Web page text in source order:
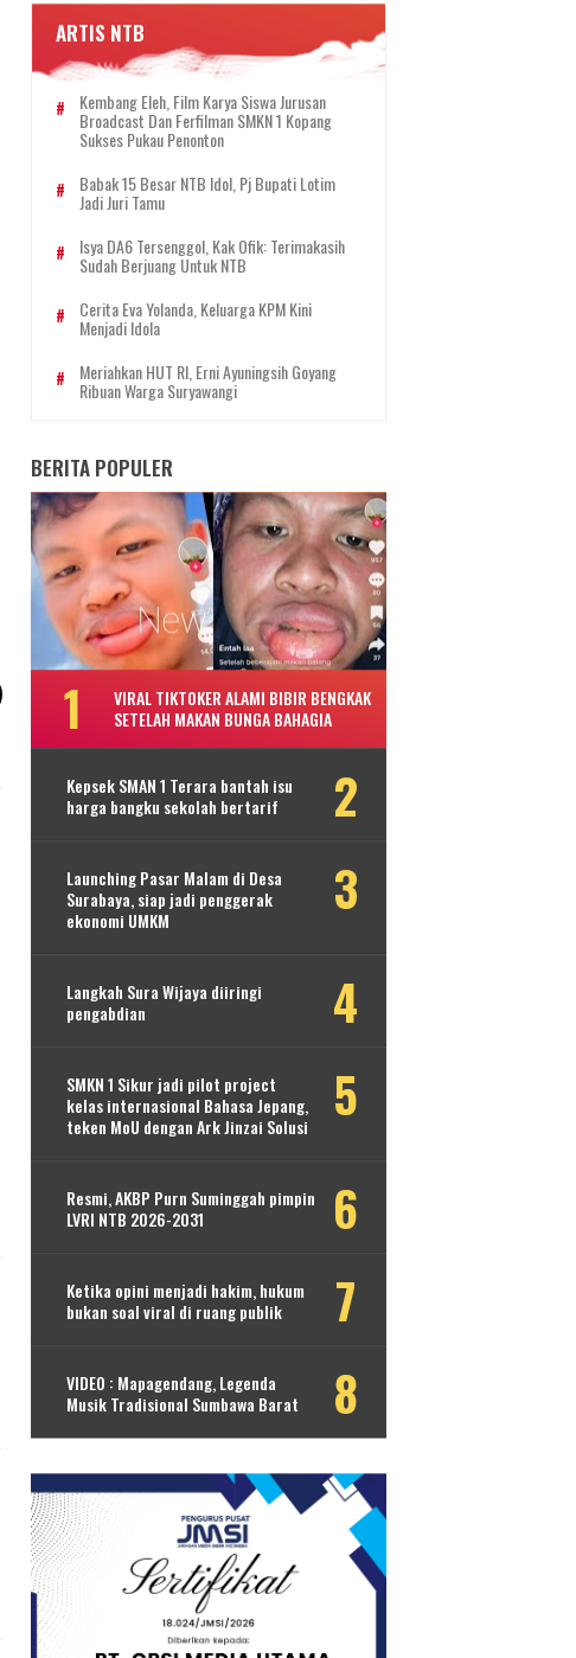
ARTIS NTB
Kembang Eleh, Film Karya Siswa Jurusan
Broadcast Dan Ferfilman SMKN 1 Kopang
Sukses Pukau Penonton
Babak 15 Besar NTB Idol, Pj Bupati Lotim
Jadi Juri Tamu
Isya DA6 Tersenggol, Kak Ofik: Terimakasih
Sudah Berjuang Untuk NTB
Cerita Eva Yolanda, Keluarga KPM Kini
Menjadi Idola
Meriahkan HUT RI, Erni Ayuningsih Goyang
Ribuan Warga Suryawangi
BERITA POPULER
VIRAL TIKTOKER ALAMI BIBIR BENGKAK
SETELAH MAKAN BUNGA BAHAGIA
Kepsek SMAN 1 Terara bantah isu
harga bangku sekolah bertarif
Launching Pasar Malam di Desa
Surabaya, siap jadi penggerak
ekonomi UMKM
Langkah Sura Wijaya diiringi
pengabdian
SMKN 1 Sikur jadi pilot project
kelas internasional Bahasa Jepang,
teken MoU dengan Ark Jinzai Solusi
Resmi, AKBP Purn Suminggah pimpin
LVRI NTB 2026-2031
Ketika opini menjadi hakim, hukum
bukan soal viral di ruang publik
VIDEO : Mapagendang, Legenda
Musik Tradisional Sumbawa Barat